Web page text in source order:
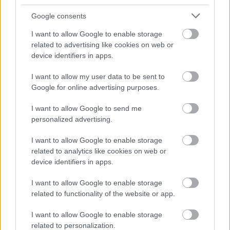
Google consents
I want to allow Google to enable storage
related to advertising like cookies on web or
device identifiers in apps.
I want to allow my user data to be sent to
Google for online advertising purposes.
I want to allow Google to send me
personalized advertising.
I want to allow Google to enable storage
related to analytics like cookies on web or
device identifiers in apps.
I want to allow Google to enable storage
related to functionality of the website or app.
I want to allow Google to enable storage
related to personalization.
melyben a szuperegerek ismét bebizonyítják, hogy
szupererősek, szuperbátrak és szuperviccesek.
n City lakói minden éjjel nyugodtan hajtják fejüket
párnájukra, mert tudják, hogy szuperhősök őrzik a
várost a csatornatöltelékek sötét tetteitől. Ezúttal a
Természettudományi Múzeumban várja őket jó kis
kalamajka, amikor az alvilági banda feje, Belzebub Bon
addig ártalmatlan műanyag dinoszauruszait, ezáltal a
legveszélyesebb ragadozókat szabadítva a városra.
vicces, de kissé bizarr szuperképességek. Az egyik
kedvencem a sűrű sajteső szórás, amivel csapdába
ejtenek több dinót is. A banda célja egyértelműen a
káosz volt, ez be is jött, mert bár néhány dinót sikerült